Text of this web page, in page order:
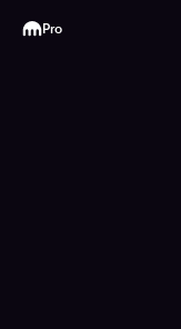
Kraken
Pro